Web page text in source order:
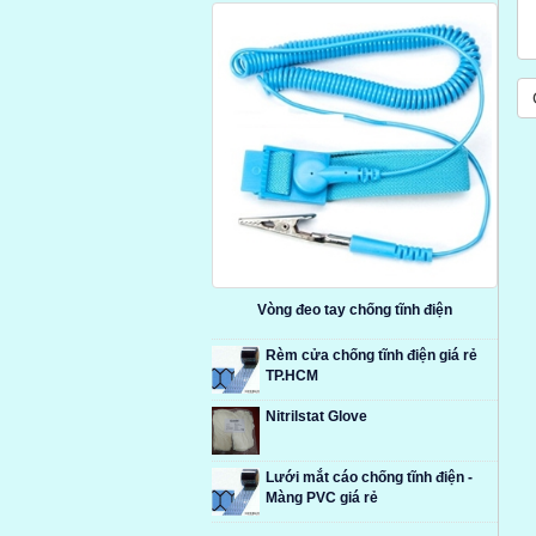
Vòng đeo tay chống tĩnh điện
Rèm cửa chống tĩnh điện giá rẻ
TP.HCM
Nitrilstat Glove
Lưới mắt cáo chống tĩnh điện -
Màng PVC giá rẻ